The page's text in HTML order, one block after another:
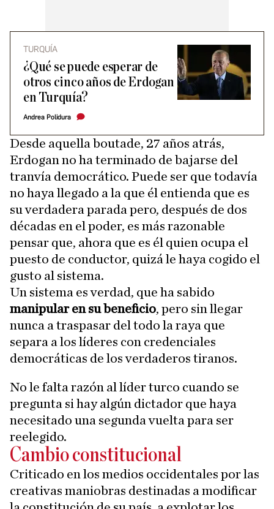
TURQUÍA
¿Qué se puede esperar de
otros cinco años de Erdogan
en Turquía?
Andrea Polidura
Desde aquella boutade, 27 años atrás,
Erdogan no ha terminado de bajarse del
tranvía democrático. Puede ser que todavía
no haya llegado a la que él entienda que es
su verdadera parada pero, después de dos
décadas en el poder, es más razonable
pensar que, ahora que es él quien ocupa el
puesto de conductor, quizá le haya cogido el
gusto al sistema.
Un sistema es verdad, que ha sabido
manipular en su beneficio, pero sin llegar
nunca a traspasar del todo la raya que
separa a los líderes con credenciales
democráticas de los verdaderos tiranos.
No le falta razón al líder turco cuando se
pregunta si hay algún dictador que haya
necesitado una segunda vuelta para ser
reelegido.
Cambio constitucional
Criticado en los medios occidentales por las
creativas maniobras destinadas a modificar